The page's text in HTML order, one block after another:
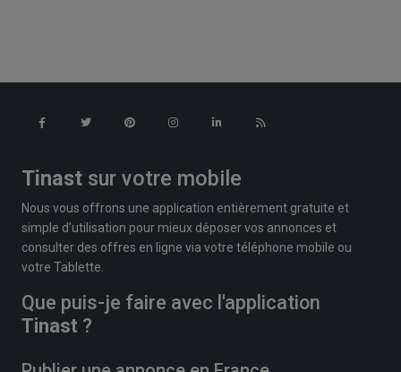
Tinast sur votre mobile
Nous vous offrons une application entièrement gratuite et
simple d'utilisation pour mieux déposer vos annonces et
consulter des offres en ligne via votre téléphone mobile ou
votre Tablette.
Que puis-je faire avec l'application
Tinast ?